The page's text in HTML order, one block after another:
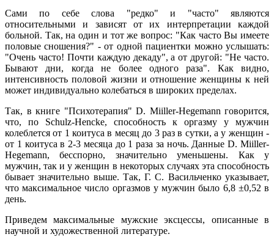
Сами по себе слова "редко" и "часто" являются
относительными и зависят от их интерпретации каждой
больной. Так, на один и тот же вопрос: "Как часто Вы имеете
половые сношения?" - от одной пациентки можно услышать:
"Очень часто! Почти каждую декаду", а от другой: "Не часто.
Бывают дни, когда не более одного раза". Как видно,
интенсивность половой жизни и отношение женщины к ней
может индивидуально колебаться в широких пределах.
Так, в книге "Психотерапия" D. Miiller-Hegemann говорится,
что, по Schulz-Hencke, способность к оргазму у мужчин
колеблется от 1 коитуса в месяц до 3 раз в сутки, а у женщин -
от 1 коитуса в 2-3 месяца до 1 раза за ночь. Данные D. Miiller-
Hegemann, бесспорно, значительно уменьшены. Как у
мужчин, так и у женщин в некоторых случаях эта способность
бывает значительно выше. Так, Г. С. Васильченко указывает,
что максимальное число оргазмов у мужчин было 6,8 ±0,52 в
день.
Приведем максимальные мужские эксцессы, описанные в
научной и художественной литературе.